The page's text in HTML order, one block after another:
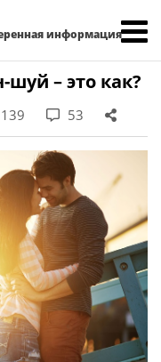
информация
– это как?
139 53